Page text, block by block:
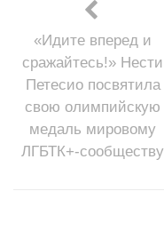
«Идите вперед и
сражайтесь!» Нести
Петесио посвятила
свою олимпийскую
медаль мировому
ЛГБТК+-сообществу